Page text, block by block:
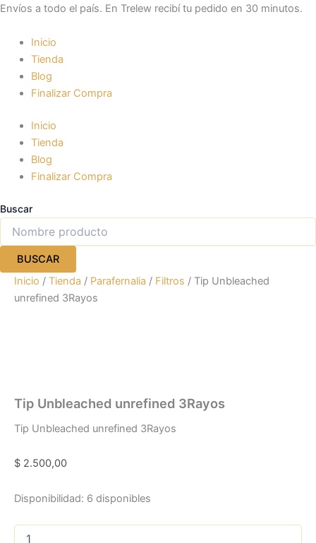
Ir
contenido
Envíos a todo el país. En Trelew recibí tu pedido en 30 minutos.
Inicio
Tienda
Blog
Finalizar Compra
Inicio
Tienda
Blog
Finalizar Compra
Buscar
BUSCAR
Inicio / Tienda / Parafernalia / Filtros / Tip Unbleached
unrefined 3Rayos
Tip Unbleached unrefined 3Rayos
Tip Unbleached unrefined 3Rayos
$ 2.500,00
Disponibilidad: 6 disponibles
Tip
3Rayos
cantidad